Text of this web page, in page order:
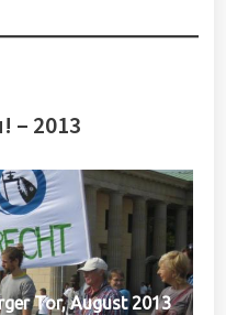
– 2013
Tor, August 2013